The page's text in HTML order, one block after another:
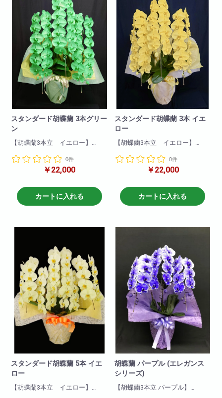
前のご予約により確実に
ご用意することが可能です。
輪数:約30～40輪
※季節により輪数が変動すること
があります。
スタンダード胡蝶蘭 3本グリー
ン
【胡蝶蘭3本立 イエロー】
蘭と比べて目立つこと間違いな
しています。
お取引き先などに送っても失礼
がなく、申し分のない商品で
輪数:約30～40輪
※季節により輪数が変動すること
があります。
0件
￥22,000
カートに入れる
スタンダード胡蝶蘭 3本 イエ
ロー
【胡蝶蘭3本立 イエロー】
蘭と比べて目立つこと間違いな
しています。
お取引き先などに送っても失礼
がなく、申し分のない商品で
輪数:約30～40輪
※季節により輪数が変動すること
があります。
0件
￥22,000
カートに入れる
スタンダード胡蝶蘭 5本 イエ
ロー
【胡蝶蘭3本立 イエロー】
胡蝶蘭 パープル (エレガンス
シリーズ)
【胡蝶蘭3本立 パープル】